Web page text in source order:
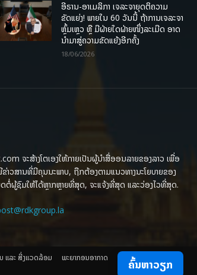
ອີຣານ-ອາເມລິກາ ເຈລະຈາຍຸດຕິຄວາມ
ຂັດແຍ່ງ! ພາຍໃນ 60 ວັນນີ້ ຖ້າການເຈລະຈາ
ຫຼົ້ມເຫຼວ ຫຼື ມີຝ່າຍໃດຝ່າຍໜຶ່ງລະເມີດ ອາດ
ນໍາມາສູ່ຄວາມຂັດແຍ້ງອີກຄັ້ງ
18/06/2026
ຈະສ້າງໂຕເອງໃຫ້ກາຍເປັນຜູ້ນຳສື່ອອນລາຍຂອງລາວ ເພື່ອ
າວສານທີ່ມີຄຸນນະພາບ, ຖືກຕ້ອງຕາມແນວທາງນະໂຍບາຍຂອງ
ຕໍ່ຜູ້ຊົມໃຫ້ໄດ້ຫຼາກຫຼາຍທີ່ສຸດ, ຈະແຈ້ງທີ່ສຸດ ແລະວ່ອງໄວທີ່ສຸດ.
ແລະ ສີ່ງແວດລ້ອມ ພະຍາກອນອາກາດ ຄົ້ນຫາວຽກ